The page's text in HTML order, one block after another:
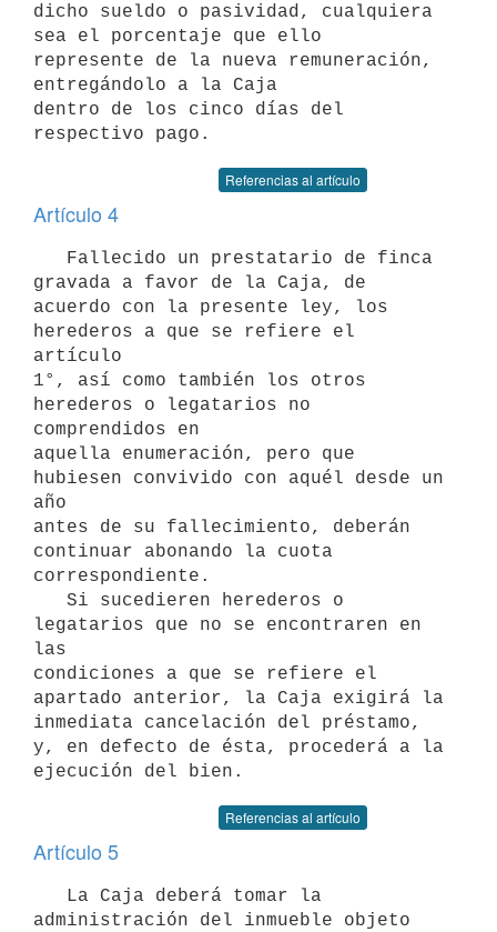
dicho sueldo o pasividad, cualquiera
sea el porcentaje que ello
represente de la nueva remuneración,
entregándolo a la Caja
dentro de los cinco días del
respectivo pago.
Referencias al artículo
Artículo 4
gravada a favor de la Caja, de
acuerdo con la presente ley, los
herederos a que se refiere el
artículo
1°, así como también los otros
herederos o legatarios no
comprendidos en
aquella enumeración, pero que
hubiesen convivido con aquél desde un
año
antes de su fallecimiento, deberán
continuar abonando la cuota
correspondiente.
legatarios que no se encontraren en
las
condiciones a que se refiere el
apartado anterior, la Caja exigirá la
inmediata cancelación del préstamo,
y, en defecto de ésta, procederá a la
ejecución del bien.
Referencias al artículo
Artículo 5
administración del inmueble objeto